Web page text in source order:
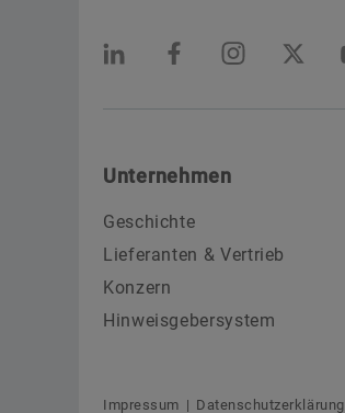
Unternehmen
Geschichte
Lieferanten & Vertrieb
Konzern
Hinweisgebersystem
Impressum Datenschutzerklärung